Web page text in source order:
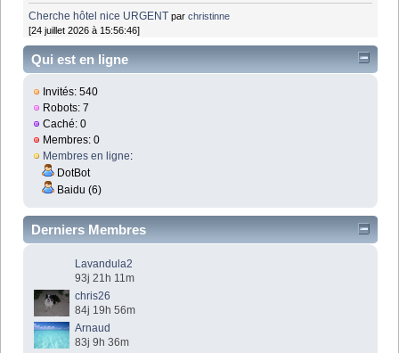
Cherche hôtel nice URGENT parchristinne
[24 juillet 2026 à 15:56:46]
Qui est en ligne
Invités: 540
Robots: 7
Caché: 0
Membres: 0
Membres en ligne:
DotBot
Baidu (6)
Derniers Membres
Lavandula2
93j 21h 11m
chris26
84j 19h 56m
Arnaud
83j 9h 36m